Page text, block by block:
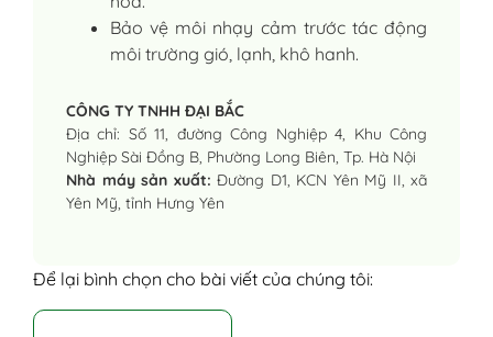
Bảo vệ môi nhạy cảm trước tác động
môi trường gió, lạnh, khô hanh.
CÔNG TY TNHH ĐẠI BẮC
Địa chỉ: Số 11, đường Công Nghiệp 4, Khu Công
Nghiệp Sài Đồng B, Phường Long Biên, Tp. Hà Nội
Nhà máy sản xuất: Đường D1, KCN Yên Mỹ II, xã
Yên Mỹ, tỉnh Hưng Yên
Để lại bình chọn cho bài viết của chúng tôi: